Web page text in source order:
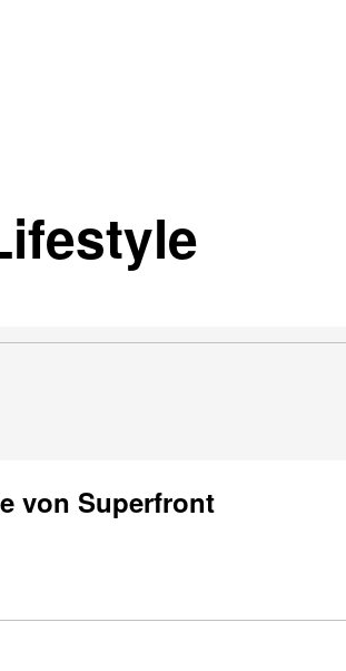
von Superfront